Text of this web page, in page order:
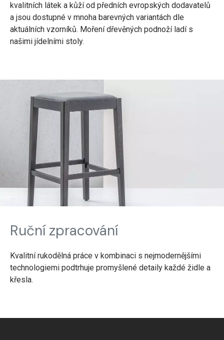
kvalitních látek a kůží od předních evropských dodavatelů
a jsou dostupné v mnoha barevných variantách dle
aktuálních vzorníků. Moření dřevěných podnoží ladí s
našimi jídelními stoly.
Ruční zpracování
Kvalitní rukodělná práce v kombinaci s nejmodernějšími
technologiemi podtrhuje promyšlené detaily každé židle a
křesla.